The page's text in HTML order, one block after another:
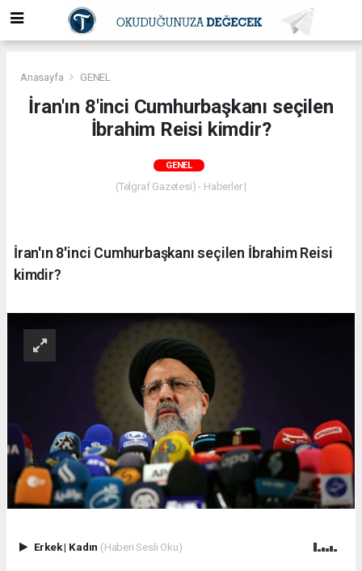
Anasayfa GENEL
İran'ın 8'inci Cumhurbaşkanı seçilen
İbrahim Reisi kimdir?
GENEL
(Telgraf Gazetesi) - Haberler |
İran'ın 8'inci Cumhurbaşkanı seçilen İbrahim Reisi
kimdir?
Erkek| Kadın (Haberi Sesli Oku)